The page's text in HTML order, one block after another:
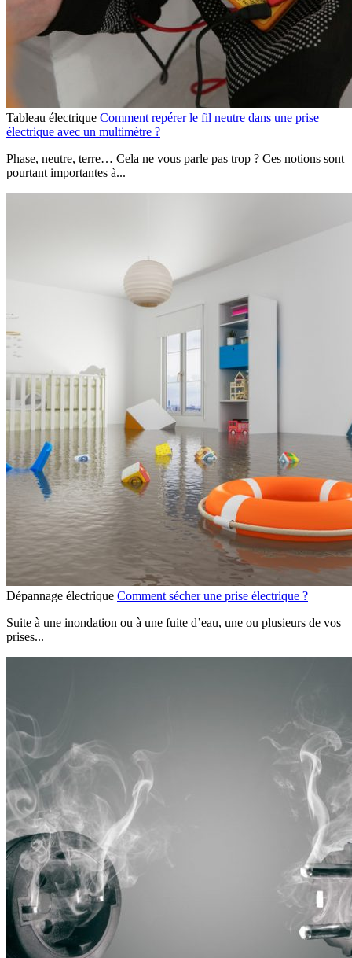
Tableau électrique Comment repérer le fil neutre dans une prise
électrique avec un multimètre ?
Phase, neutre, terre… Cela ne vous parle pas trop ? Ces notions sont
pourtant importantes à...
Dépannage électrique Comment sécher une prise électrique ?
Suite à une inondation ou à une fuite d’eau, une ou plusieurs de vos
prises...